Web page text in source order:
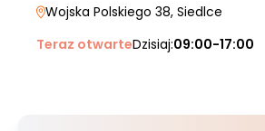
Wojska Polskiego 38, Siedlce
Teraz otwarteDzisiaj:09:00-17:00